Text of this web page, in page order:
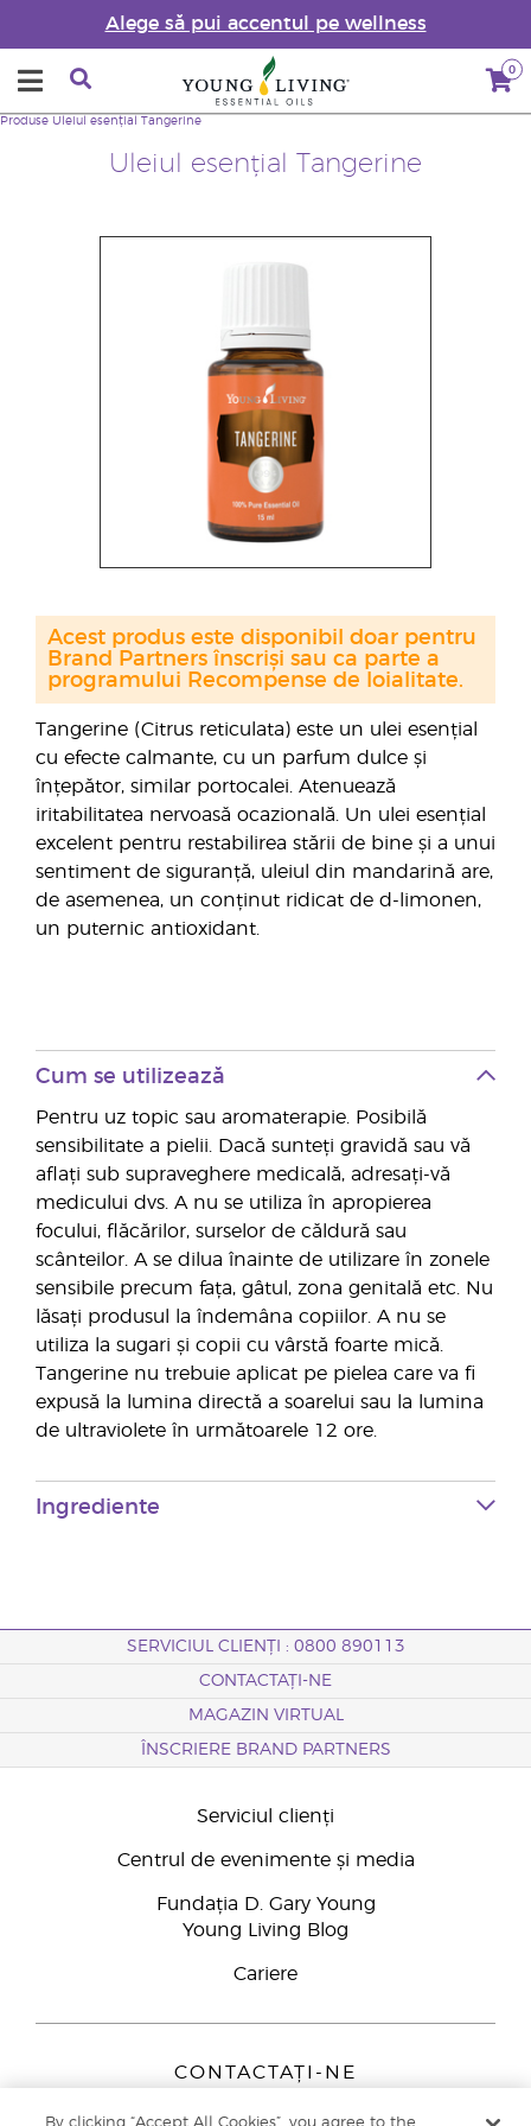
Alege să pui accentul pe wellness
0
Uleiul esențial Tangerine
Produse Uleiul esențial Tangerine
Tangerine (Citrus reticulata) este un ulei esențial
cu efecte calmante, cu un parfum dulce și
înțepător, similar portocalei. Atenuează
iritabilitatea nervoasă ocazională. Un ulei esențial
excelent pentru restabilirea stării de bine și a unui
sentiment de siguranță, uleiul din mandarină are,
de asemenea, un conținut ridicat de d-limonen,
un puternic antioxidant.
Acest produs este disponibil doar pentru
Brand Partners înscriși sau ca parte a
programului Recompense de loialitate.
Cum se utilizează
Pentru uz topic sau aromaterapie. Posibilă
sensibilitate a pielii. Dacă sunteți gravidă sau vă
aflați sub supraveghere medicală, adresați-vă
medicului dvs. A nu se utiliza în apropierea
focului, flăcărilor, surselor de căldură sau
scânteilor. A se dilua înainte de utilizare în zonele
sensibile precum fața, gâtul, zona genitală etc. Nu
lăsați produsul la îndemâna copiilor. A nu se
utiliza la sugari și copii cu vârstă foarte mică.
Tangerine nu trebuie aplicat pe pielea care va fi
expusă la lumina directă a soarelui sau la lumina
de ultraviolete în următoarele 12 ore.
Ingrediente
SERVICIUL CLIENȚI : 0800 890113
CONTACTAȚI-NE
MAGAZIN VIRTUAL
ÎNSCRIERE BRAND PARTNERS
Serviciul clienți
Centrul de evenimente și media
Fundația D. Gary Young
Young Living Blog
Cariere
CONTACTAȚI-NE